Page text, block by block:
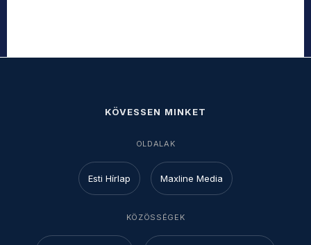
KÖVESSEN MINKET
OLDALAK
Esti Hírlap Maxline Media
KÖZÖSSÉGEK